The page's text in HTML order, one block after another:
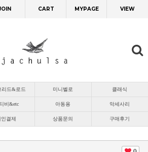
CART MYPAGE VIEW
리드&로드 미니벨로 클래식
비&etc 아동용 악세사리
인결제 상품문의 구매후기